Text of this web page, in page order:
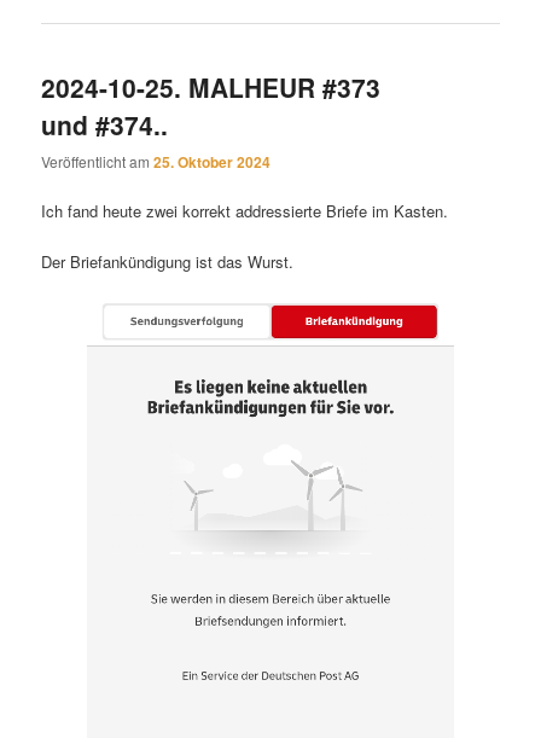
2024-10-25. MALHEUR #373
und #374..
Veröffentlicht am25. Oktober 2024
Ich fand heute zwei korrekt addressierte Briefe im Kasten.
Der Briefankündigung ist das Wurst.